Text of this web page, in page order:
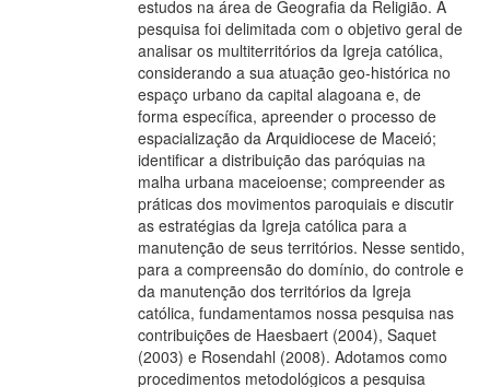
estudos na área de Geografia da Religião. A
pesquisa foi delimitada com o objetivo geral de
analisar os multiterritórios da Igreja católica,
considerando a sua atuação geo-histórica no
espaço urbano da capital alagoana e, de
forma específica, apreender o processo de
espacialização da Arquidiocese de Maceió;
identificar a distribuição das paróquias na
malha urbana maceioense; compreender as
práticas dos movimentos paroquiais e discutir
as estratégias da Igreja católica para a
manutenção de seus territórios. Nesse sentido,
para a compreensão do domínio, do controle e
da manutenção dos territórios da Igreja
católica, fundamentamos nossa pesquisa nas
contribuições de Haesbaert (2004), Saquet
(2003) e Rosendahl (2008). Adotamos como
procedimentos metodológicos a pesquisa